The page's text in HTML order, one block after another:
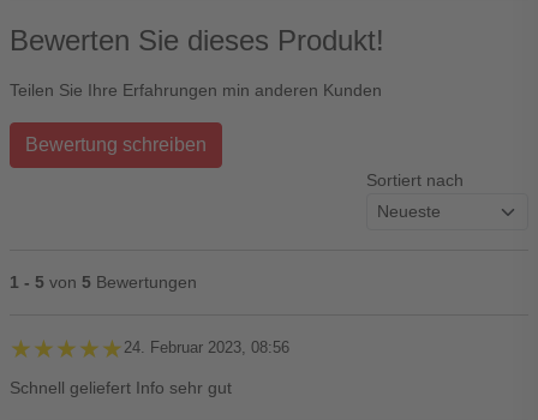
Bewerten Sie dieses Produkt!
Teilen Sie Ihre Erfahrungen min anderen Kunden
Bewertung schreiben
Sortiert nach
1 - 5 von 5 Bewertungen
★★★★★
★★★★★ 24. Februar 2023, 08:56
Schnell geliefert Info sehr gut